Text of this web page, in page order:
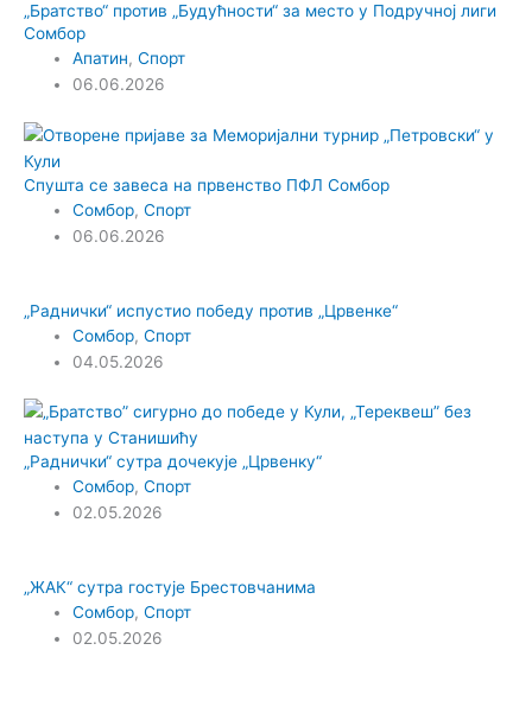
„Братство“ против „Будућности“ за место у Подручној лиги
Сомбор
Апатин,Спорт
06.06.2026
Спушта се завеса на првенство ПФЛ Сомбор
Сомбор,Спорт
06.06.2026
„Раднички“ испустио победу против „Црвенке“
Сомбор,Спорт
04.05.2026
„Раднички“ сутра дочекује „Црвенку“
Сомбор,Спорт
02.05.2026
„ЖАК“ сутра гостује Брестовчанима
Сомбор,Спорт
02.05.2026